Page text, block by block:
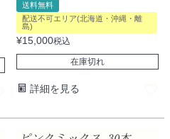
送料無料
配送不可エリア(北海道・沖縄・離
島)
¥15,000税込
在庫切れ
詳細を見る